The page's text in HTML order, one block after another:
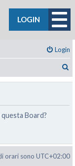
LOGIN
Login
Board?
orari sono UTC+02:00